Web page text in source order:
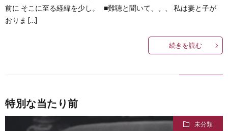
前に そこに至る経緯を少し。 ■難聴と聞いて、、、 私は妻と子が
おりま […]
続きを読む
特別な当たり前
未分類